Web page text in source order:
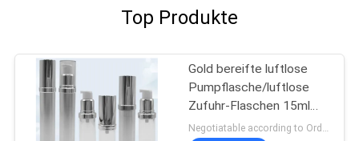
Top Produkte
Gold bereifte luftlose
Pumpflasche/luftlose
Zufuhr-Flaschen 15ml
100ml